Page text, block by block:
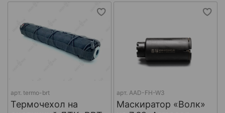
арт. termo-brt
Термочехол на
арт. AAD-FH-W3
Маскиратор «Волк»